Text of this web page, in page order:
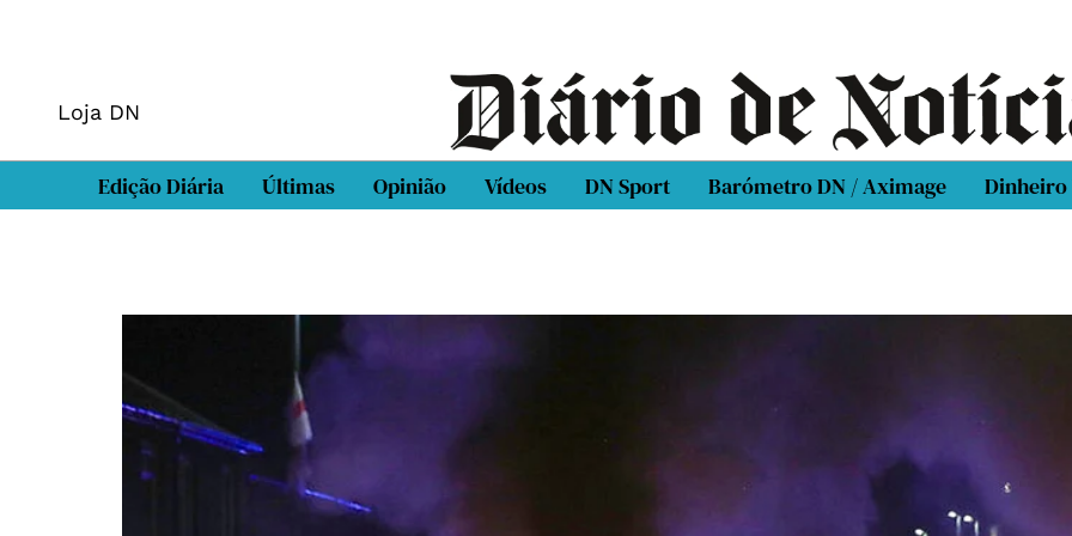
Loja DN
Edição Diária Últimas Opinião Vídeos DN Sport Barómetro DN / Aximage Dinheiro